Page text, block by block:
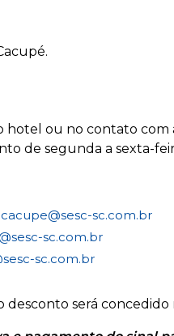
hotel ou no contato com
de segunda a sexta-
sc.com.br
sc.com.br
sc.com.br
desconto será